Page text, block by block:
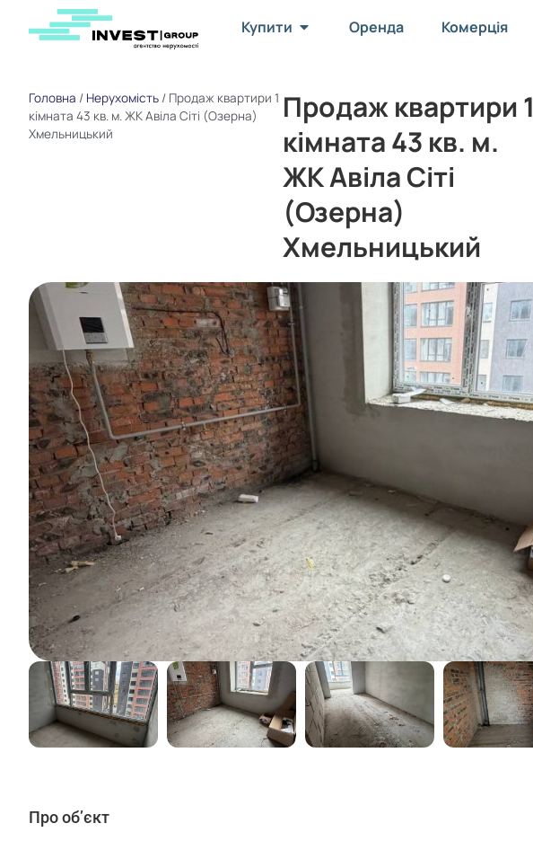
Купити Оренда Комерція
Головна / Нерухомість / Продаж квартири 1
кімната 43 кв. м. ЖК Авіла Сіті (Озерна)
Хмельницький
Продаж квартири 1
кімната 43 кв. м.
ЖК Авіла Сіті
(Озерна)
Хмельницький
Про об’єкт